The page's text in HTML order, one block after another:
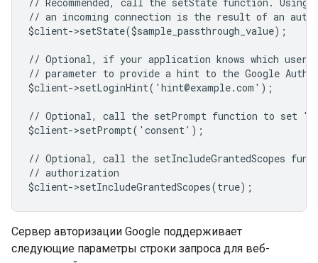
// an incoming connection is the result of an
$client->setState($sample_passthrough_value);
// Optional, if your application knows which
// parameter to provide a hint to the Google
$client->setLoginHint('hint@example.com');
// Optional, call the setPrompt function to set
$client->setPrompt('consent');
// Optional, call the setIncludeGrantedScopes
// authorization
$client->setIncludeGrantedScopes(true);
Сервер авторизации Google поддерживает
следующие параметры строки запроса для веб-